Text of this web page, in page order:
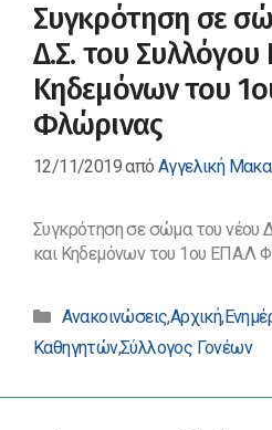
1ου
ΕΠΑΛ
Φλώρινας
Συγκρότηση σε
Δ.Σ. του Συλλόγου
Κηδεμόνων του
Φλώρινας
12/11/2019απόΑγγελική
Συγκρότηση σε σώμα του νέου
και Κηδεμόνων του 1ου ΕΠΑ.Λ
Κατηγορίες
Ανακοινώσεις,Αρχική,
Καθηγητών,Σύλλογος Γονέων